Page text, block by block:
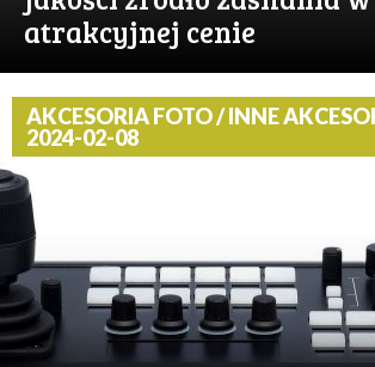
atrakcyjnej cenie
AKCESORIA FOTO / INNE
2024-02-08